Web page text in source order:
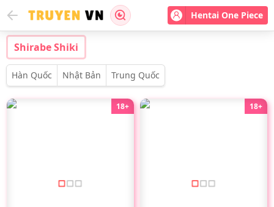
Hentai One Piece
Shirabe Shiki
Hàn Quốc Nhật Bản Trung Quốc
18+ 18+